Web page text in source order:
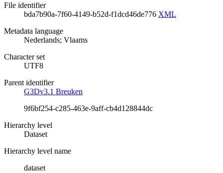
File identifier
bda7b90a-7f60-4149-b52d-f1dcd46de776 XML
Metadata language
Nederlands; Vlaams
Character set
UTF8
Parent identifier
G3Dv3.1 Breuken
9f6bf254-c285-463e-9aff-cb4d128844dc
Hierarchy level
Dataset
Hierarchy level name
dataset